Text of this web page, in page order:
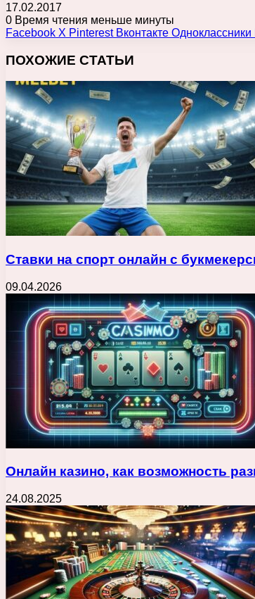
17.02.2017
0 Время чтения меньше минуты
Facebook X Pinterest Вконтакте Одноклассники
ПОХОЖИЕ СТАТЬИ
Ставки на спорт онлайн с
09.04.2026
Онлайн казино, как возможность
24.08.2025